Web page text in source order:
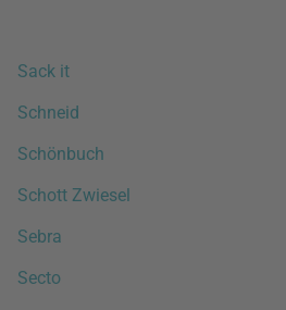
Sack it
Schneid
Schönbuch
Schott Zwiesel
Sebra
Secto